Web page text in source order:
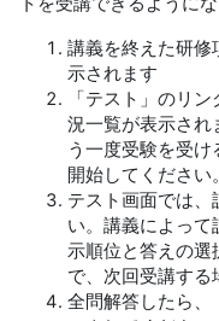
講義を終えた研修
示されます
「テスト」のリ
況一覧が表示され
う一度受験を受
開始してください。
テスト画面では、
い。講義によっ
示順位と答えの選
で、次回受講する
全問解答したら、